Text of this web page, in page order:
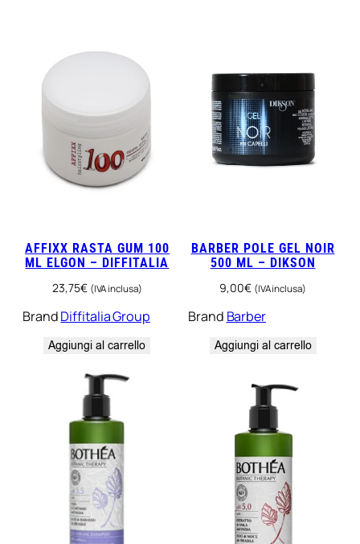
AFFIXX RASTA GUM 100
ML ELGON – DIFFITALIA
23,75€ (IVA inclusa)
BrandDiffitalia Group
Aggiungi al carrello
BARBER POLE GEL NOIR
500 ML – DIKSON
9,00€ (IVA inclusa)
Brand Barber
Aggiungi al carrello